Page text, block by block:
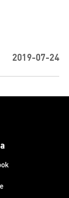
2019-07-24